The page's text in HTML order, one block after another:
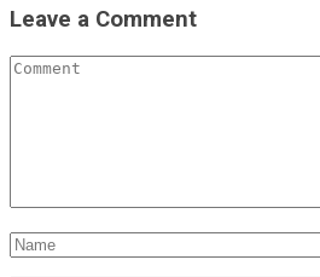
Leave a Comment